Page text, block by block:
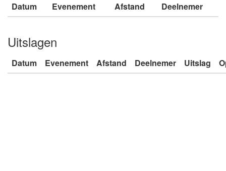
Datum Evenement Afstand Deelnemer
Uitslagen
Datum Evenement Afstand Deelnemer Uitslag